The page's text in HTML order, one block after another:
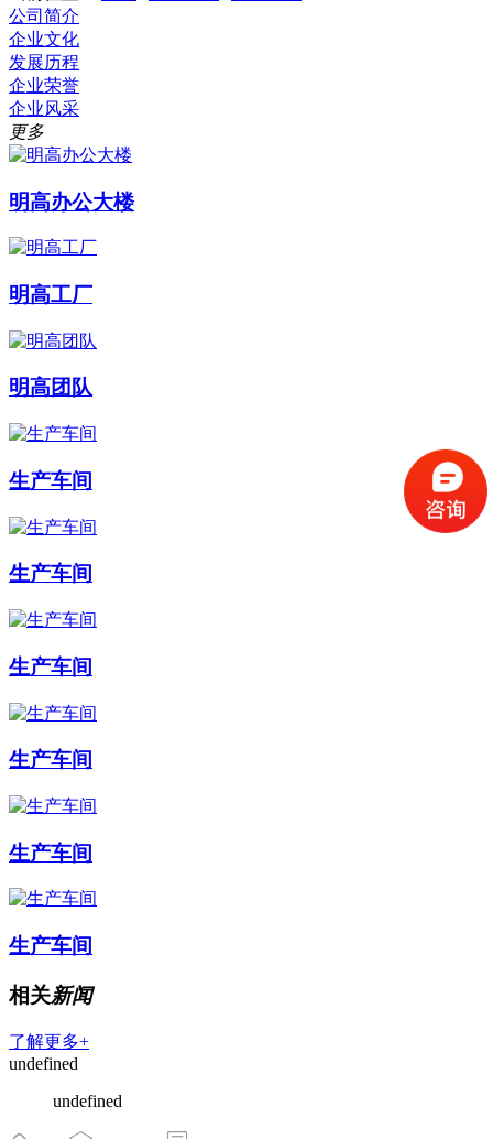
公司简介
企业文化
发展历程
企业荣誉
企业风采
更多
明高办公大楼
明高工厂
明高团队
生产车间
生产车间
生产车间
生产车间
生产车间
生产车间
相关新闻
了解更多+
undefined
undefined